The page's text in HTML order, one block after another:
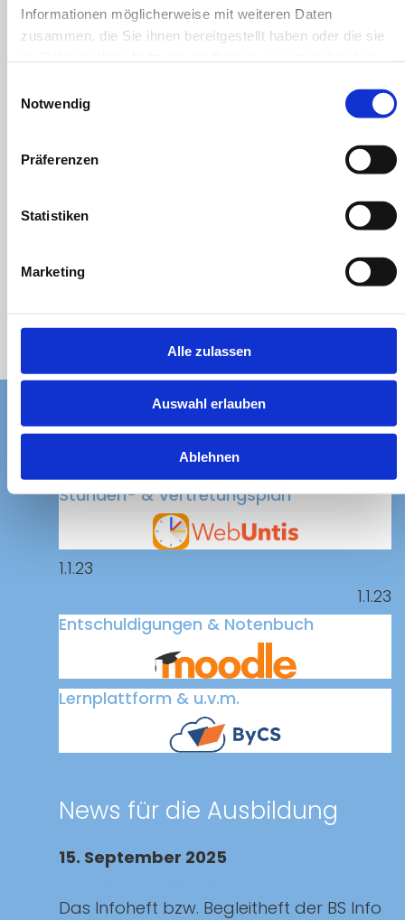
Informationen möglicherweise mit weiteren Daten
zusammen, die Sie ihnen bereitgestellt haben oder die sie
Notwendig
Präferenzen
Statistiken
Marketing
Alle zulassen
Auswahl erlauben
Ablehnen
2024 zum Networking ein. Dort haben...
Schulalltag
Stunden- & Vertretungsplan
1.1.23
1.1.23
Entschuldigungen & Notenbuch
Lernplattform & u.v.m.
News für die Ausbildung
15. September 2025
Das Infoheft bzw. Begleitheft der BS Info